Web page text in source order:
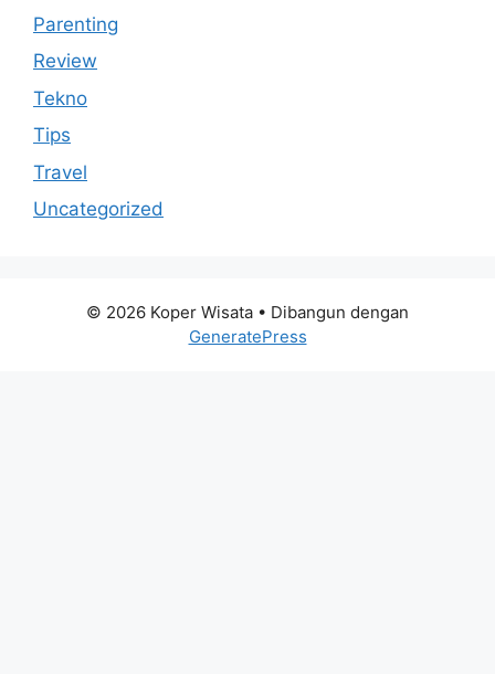
Parenting
Review
Tekno
Tips
Travel
Uncategorized
© 2026 Koper Wisata • Dibangun dengan
GeneratePress